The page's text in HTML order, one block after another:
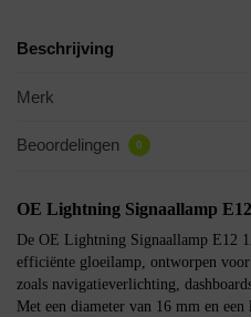
Beschrijving
Merk
Beoordelingen 0
OE Lightning Signaallamp
De OE Lightning Signaallamp E12
efficiënte gloeilamp, ontworpen
zoals navigatieverlichting,
Met een diameter van 16 mm en